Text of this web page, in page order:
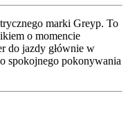
marki Greyp. To
o momencie
do jazdy głównie w
spokojnego pokonywania